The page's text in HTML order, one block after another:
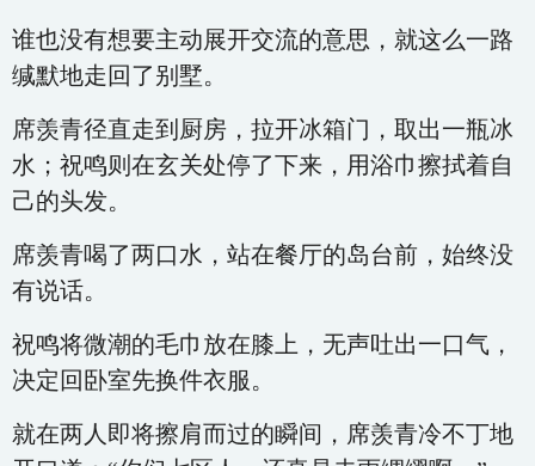
谁也没有想要主动展开交流的意思，就这么一路
缄默地走回了别墅。
席羡青径直走到厨房，拉开冰箱门，取出一瓶冰
水；祝鸣则在玄关处停了下来，用浴巾擦拭着自
己的头发。
席羡青喝了两口水，站在餐厅的岛台前，始终没
有说话。
祝鸣将微潮的毛巾放在膝上，无声吐出一口气，
决定回卧室先换件衣服。
就在两人即将擦肩而过的瞬间，席羡青冷不丁地